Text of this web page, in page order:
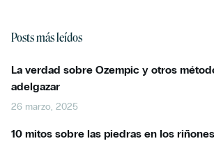
Posts más leídos
La verdad sobre Ozempic y otros
adelgazar
26 marzo, 2025
10 mitos sobre las piedras en los riñones